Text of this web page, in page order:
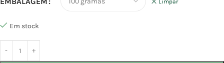
Limpar
Em stock